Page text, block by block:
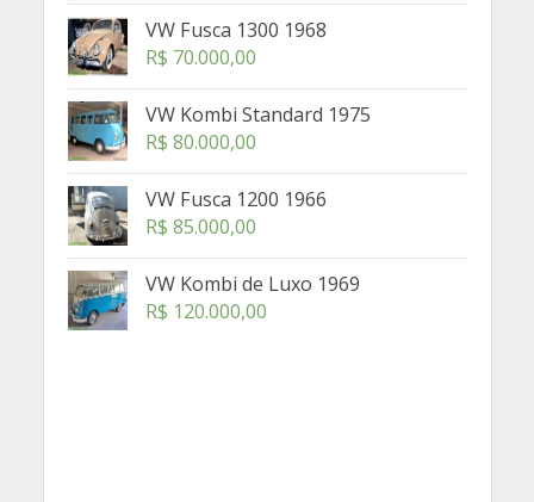
VW Fusca 1300 1968
R$ 70.000,00
VW Kombi Standard 1975
R$ 80.000,00
VW Fusca 1200 1966
R$ 85.000,00
VW Kombi de Luxo 1969
R$ 120.000,00